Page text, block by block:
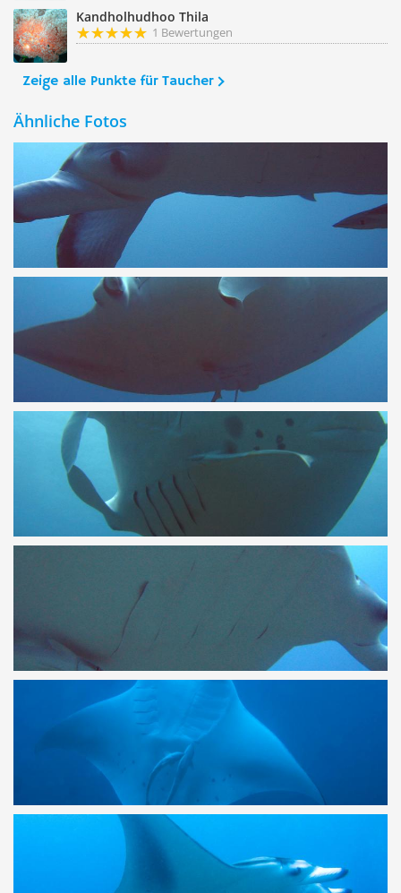
Kandholhudhoo Thila
1 Bewertungen
Zeige alle Punkte für Taucher
Ähnliche Fotos